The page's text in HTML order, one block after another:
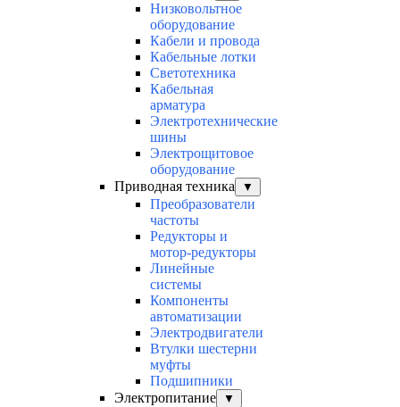
Низковольтное
оборудование
Кабели и провода
Кабельные лотки
Светотехника
Кабельная
арматура
Электротехнические
шины
Электрощитовое
оборудование
Приводная техника
▼
Преобразователи
частоты
Редукторы и
мотор-редукторы
Линейные
системы
Компоненты
автоматизации
Электродвигатели
Втулки шестерни
муфты
Подшипники
Электропитание
▼